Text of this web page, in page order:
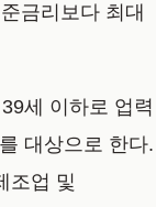
금리보다 최대
세 이하로 업력
대상으로 한다.
조업 및